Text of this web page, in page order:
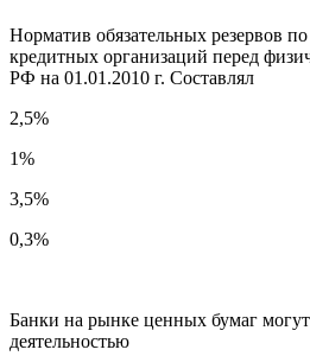
Норматив обязательных резервов по
кредитных организаций перед
РФ на 01.01.2010 г. Составлял
2,5%
1%
3,5%
0,3%
Банки на рынке ценных бумаг
деятельностью